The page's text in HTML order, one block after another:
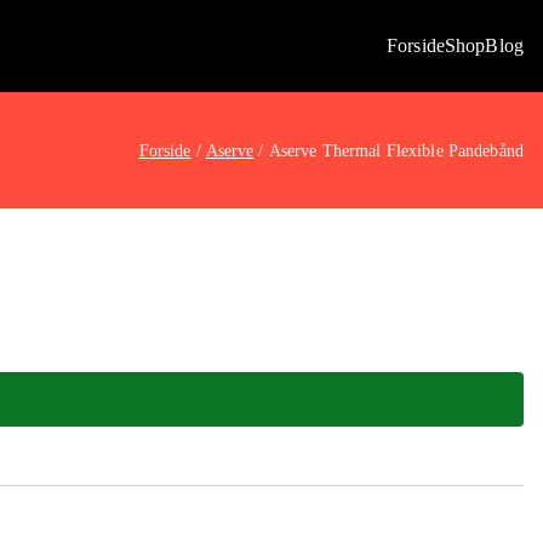
ForsideShopBlog
Forside Aserve Aserve Thermal Flexible Pandebånd